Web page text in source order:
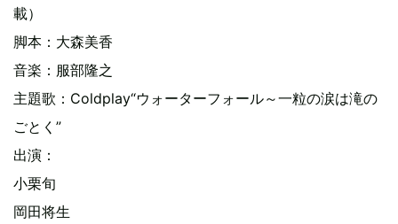
載）
脚本：大森美香
音楽：服部隆之
主題歌：Coldplay“ウォーターフォール～一粒の涙は滝の
ごとく”
出演：
小栗旬
岡田将生